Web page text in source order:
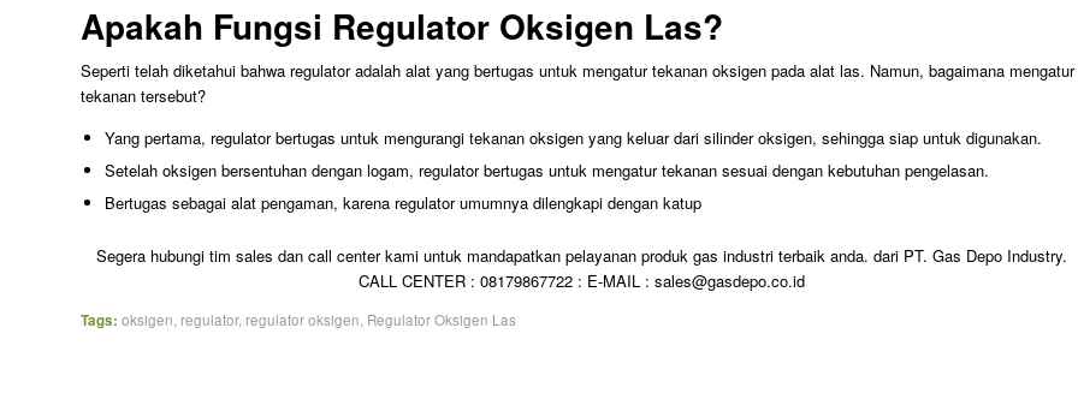
Apakah Fungsi Regulator Oksigen Las?
Seperti telah diketahui bahwa regulator adalah alat yang bertugas untuk mengatur tekanan oksigen pada alat las. Namun, bagaimana mengatur
tekanan tersebut?
Yang pertama, regulator bertugas untuk mengurangi tekanan oksigen yang keluar dari silinder oksigen, sehingga siap untuk digunakan.
Setelah oksigen bersentuhan dengan logam, regulator bertugas untuk mengatur tekanan sesuai dengan kebutuhan pengelasan.
Bertugas sebagai alat pengaman, karena regulator umumnya dilengkapi dengan katup
Segera hubungi tim sales dan call center kami untuk mandapatkan pelayanan produk gas industri terbaik anda. dari PT. Gas Depo Industry.
CALL CENTER : 08179867722 : E-MAIL : sales@gasdepo.co.id
Tags: oksigen, regulator, regulator oksigen, Regulator Oksigen Las